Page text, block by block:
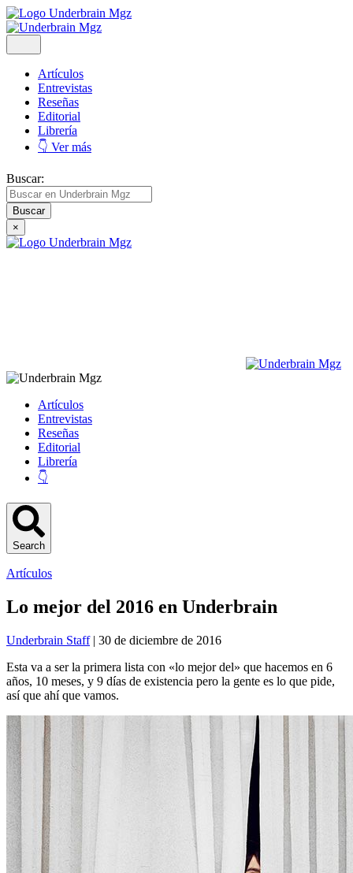
Artículos
Entrevistas
Reseñas
Editorial
Librería
👇 Ver más
Buscar:
×
Artículos
Entrevistas
Reseñas
Editorial
Librería
👇
Search
Artículos
Lo mejor del 2016 en Underbrain
Underbrain Staff| 30 de diciembre de 2016
Esta va a ser la primera lista con «lo mejor del» que hacemos en 6
años, 10 meses, y 9 días de existencia pero la gente es lo que pide,
así que ahí que vamos.